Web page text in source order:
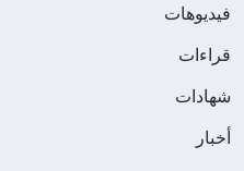
فيديوهات
قراءات
شهادات
أخبار